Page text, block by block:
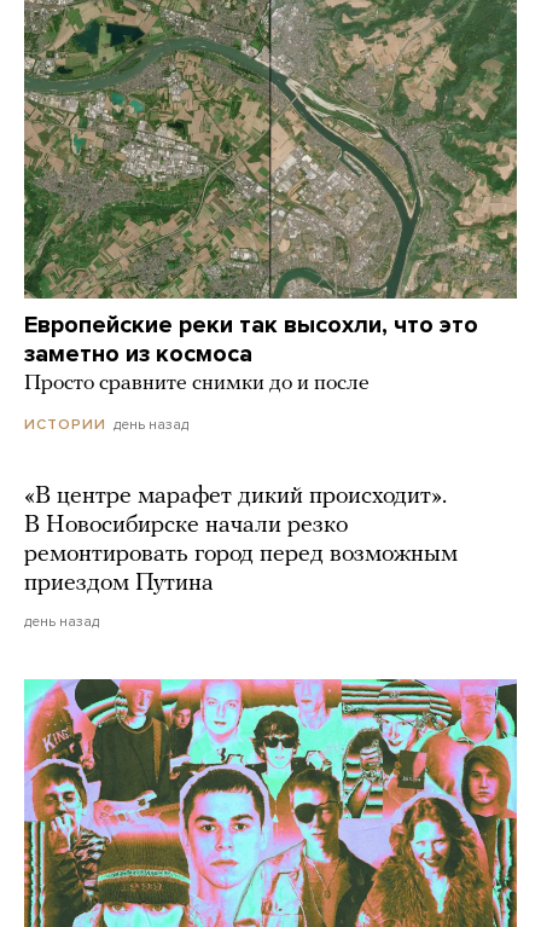
Европейские реки так высохли, что это
заметно из космоса
Просто сравните снимки до и после
ИСТОРИИ день назад
«В центре марафет дикий происходит».
В Новосибирске начали резко
ремонтировать город перед возможным
приездом Путина
день назад